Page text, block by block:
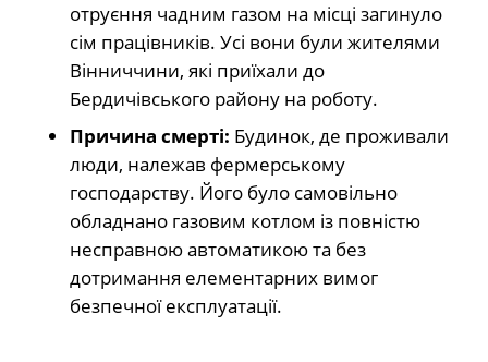
отруєння чадним газом на місці загинуло
сім працівників. Усі вони були жителями
Вінниччини, які приїхали до
Бердичівського району на роботу.
Причина смерті: Будинок, де проживали
люди, належав фермерському
господарству. Його було самовільно
обладнано газовим котлом із повністю
несправною автоматикою та без
дотримання елементарних вимог
безпечної експлуатації.